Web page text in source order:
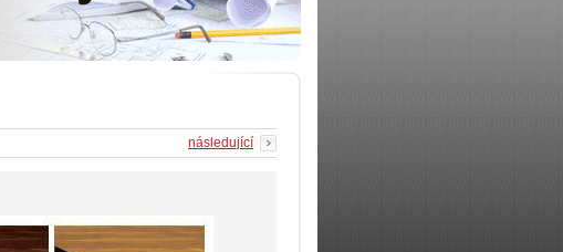
následující